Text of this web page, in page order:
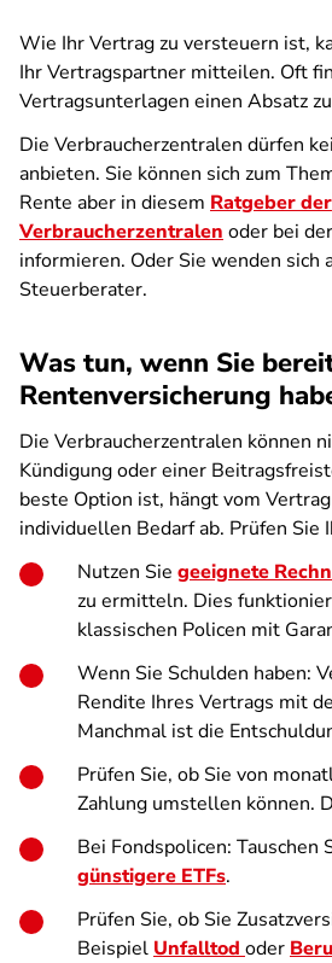
Wie Ihr Vertrag zu versteuern ist,
Ihr Vertragspartner mitteilen. Oft
Vertragsunterlagen einen Absatz
Die Verbraucherzentralen dürfen
anbieten. Sie können sich zum
Rente aber in diesem Ratgeber der
Verbraucherzentralen oder bei der
informieren. Oder Sie wenden sich
Steuerberater.
Was tun, wenn Sie
Rentenversicherung
Die Verbraucherzentralen können
Kündigung oder einer
beste Option ist, hängt vom
individuellen Bedarf ab. Prüfen Sie
Nutzen Sie geeignete
zu ermitteln. Dies
klassischen Policen mit
Wenn Sie Schulden haben:
Rendite Ihres Vertrags mit
Manchmal ist die
Prüfen Sie, ob Sie von
Zahlung umstellen können.
Bei Fondspolicen: Tauschen
günstigere ETFs.
Prüfen Sie, ob Sie
Beispiel Unfalltod oder